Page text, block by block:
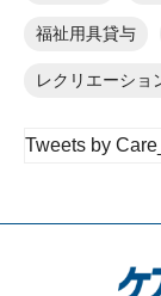
福祉用具貸与
レクリエーショ
Tweets by